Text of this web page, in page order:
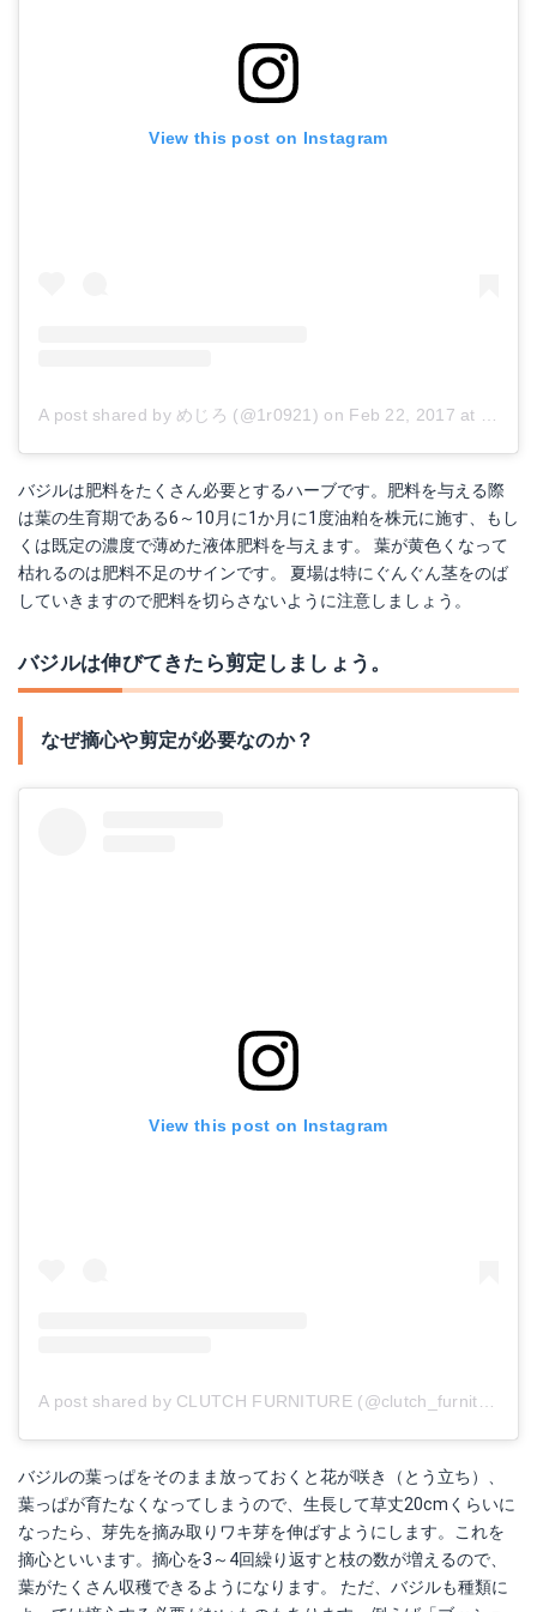
View this post on Instagram
A post shared by めじろ (@1r0921) on Feb 22, 2017 at 3:15am PST
バジルは肥料をたくさん必要とするハーブです。肥料を与える際
は葉の生育期である6～10月に1か月に1度油粕を株元に施す、もし
くは既定の濃度で薄めた液体肥料を与えます。 葉が黄色くなって
枯れるのは肥料不足のサインです。 夏場は特にぐんぐん茎をのば
していきますので肥料を切らさないように注意しましょう。
バジルは伸びてきたら剪定しましょう。
なぜ摘心や剪定が必要なのか？
View this post on Instagram
バジルの葉っぱをそのまま放っておくと花が咲き（とう立ち）、
葉っぱが育たなくなってしまうので、生長して草丈20cmくらいに
なったら、芽先を摘み取りワキ芽を伸ばすようにします。これを
摘心といいます。摘心を3～4回繰り返すと枝の数が増えるので、
葉がたくさん収穫できるようになります。 ただ、バジルも種類に